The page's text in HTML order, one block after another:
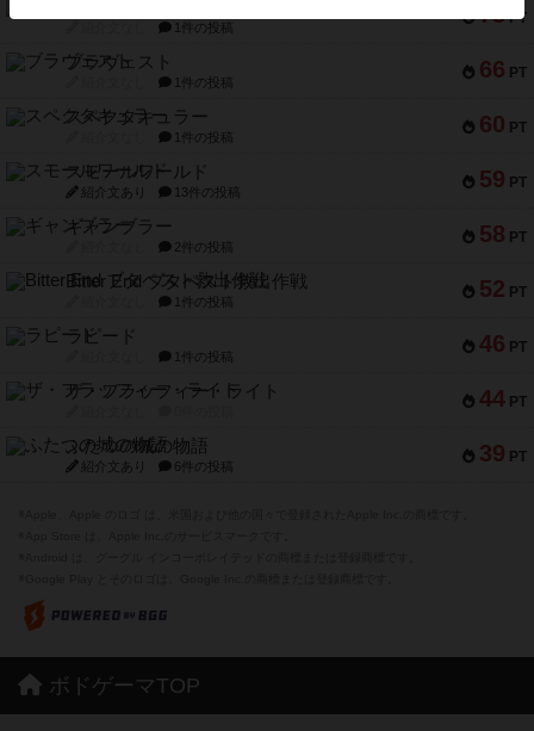
73 PT
1件の投稿
66 PT
ブラヴェスト
1件の投稿
60 PT
スペクタキュラー
1件の投稿
59 PT
スモールワールド
紹介文あり 13件の投稿
58 PT
ギャンブラー
2件の投稿
52 PT
Bitter End ブタペスト救出作戦
1件の投稿
46 PT
ラピード
1件の投稿
44 PT
ザ・フラッフィー・ライト
39 PT
ふたつの城の物語
紹介文あり 6件の投稿
ボドゲーマTOP